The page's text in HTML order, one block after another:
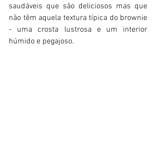
saudáveis que são deliciosos mas que
não têm aquela textura típica do brownie
- uma crosta lustrosa e um interior
húmido e pegajoso.